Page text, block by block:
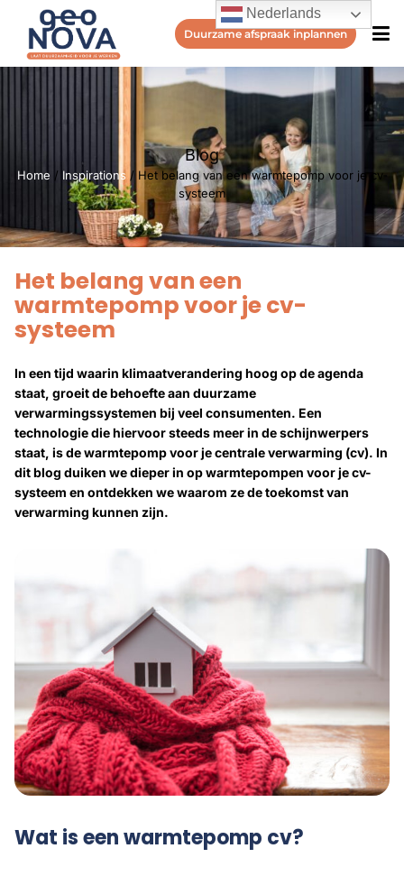
Duurzame afspraak inplannen
Blog
Home / Inspirations / Het belang van een warmtepomp voor je cv-
systeem
Het belang van een
warmtepomp voor je cv-
systeem
In een tijd waarin klimaatverandering hoog op de agenda
staat, groeit de behoefte aan duurzame
verwarmingssystemen bij veel consumenten. Een
technologie die hiervoor steeds meer in de schijnwerpers
staat, is de warmtepomp voor je centrale verwarming (cv). In
dit blog duiken we dieper in op warmtepompen voor je cv-
systeem en ontdekken we waarom ze de toekomst van
verwarming kunnen zijn.
Wat is een warmtepomp cv?
Nederlands